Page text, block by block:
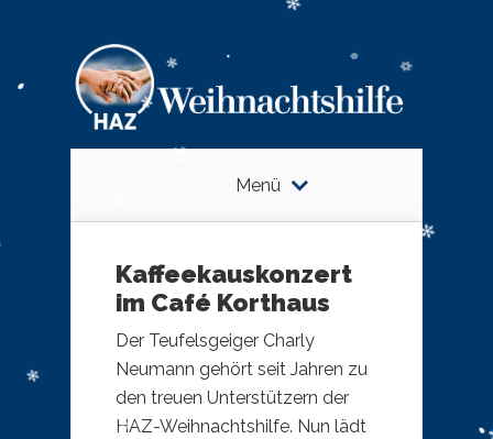
Menü
Kaffeekauskonzert
im Café Korthaus
Der Teufelsgeiger Charly
Neumann gehört seit Jahren zu
den treuen Unterstützern der
HAZ-Weihnachtshilfe. Nun lädt